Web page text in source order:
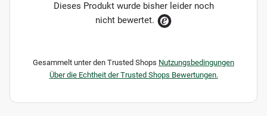
Dieses Produkt wurde bisher leider noch
nicht bewertet.
Gesammelt unter den Trusted Shops Nutzungsbedingungen
Über die Echtheit der Trusted Shops Bewertungen.